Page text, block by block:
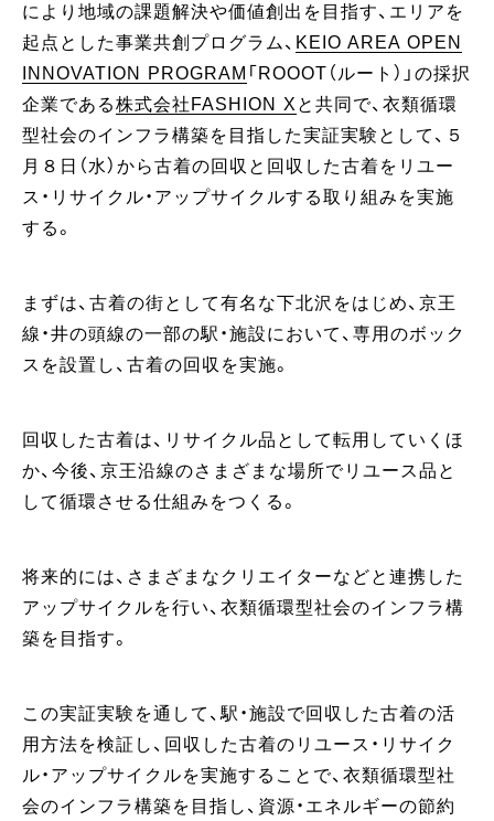
により地域の課題解決や価値創出を目指す、エリアを
起点とした事業共創プログラム、 KEIO AREA OPEN
INNOVATION PROGRAM 「ROOOT（ルート）」の採択
企業である株式会社FASHION X と共同で、衣類循環
型社会のインフラ構築を目指した実証実験として、５
月８日（水）から古着の回収と回収した古着をリユー
ス・リサイクル・アップサイクルする取り組みを実施
する。
まずは、古着の街として有名な下北沢をはじめ、京王
線・井の頭線の一部の駅・施設において、専用のボック
スを設置し、古着の回収を実施。
回収した古着は、リサイクル品として転用していくほ
か、今後、京王沿線のさまざまな場所でリユース品と
して循環させる仕組みをつくる。
将来的には、さまざまなクリエイターなどと連携した
アップサイクルを行い、衣類循環型社会のインフラ構
築を目指す。
この実証実験を通して、駅・施設で回収した古着の活
用方法を検証し、回収した古着のリユース・リサイク
ル・アップサイクルを実施することで、衣類循環型社
会のインフラ構築を目指し、資源・エネルギーの節約